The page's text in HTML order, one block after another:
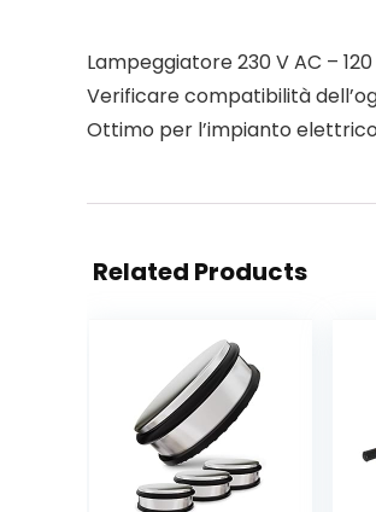
Lampeggiatore 230 V AC –
Verificare compatibilità
Ottimo per l’impianto elettrico
Related Products